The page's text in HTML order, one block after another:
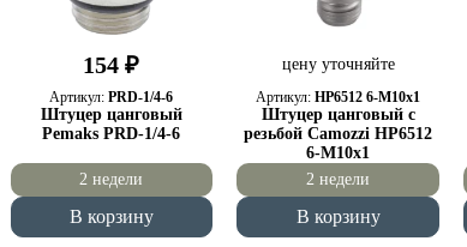
154 ₽
Артикул:PRD-1/4-6
Штуцер цанговый
Pemaks PRD-1/4-6
2 недели
В корзину
цену уточняйте
Артикул:HP6512 6-M10x1
Штуцер цанговый с
резьбой Camozzi HP6512
6-M10x1
2 недели
В корзину